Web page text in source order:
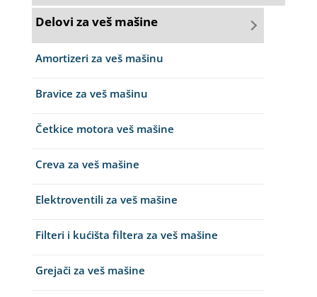
Delovi za veš mašine
Amortizeri za veš mašinu
Bravice za veš mašinu
Četkice motora veš mašine
Creva za veš mašine
Elektroventili za veš mašine
Filteri i kućišta filtera za veš mašine
Grejači za veš mašine